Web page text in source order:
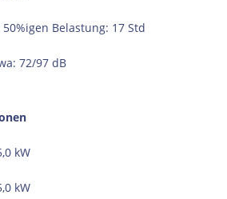
Belastung: 17 Std
72/97 dB
kW
kW